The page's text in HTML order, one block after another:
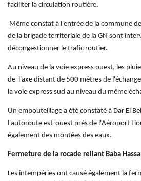
faciliter la circulation routière.
Même constat à l'entrée de la commune
de la brigade territoriale de la GN sont
décongestionner le trafic routier.
Au niveau de la voie express ouest, les
de l'axe distant de 500 mètres de
la voie express sud au niveau du même
Un embouteillage a été constaté à Dar El
l'autoroute est-ouest près de l'Aéroport
également des montées des eaux.
Fermeture de la rocade reliant Baba
Les intempéries ont causé également la